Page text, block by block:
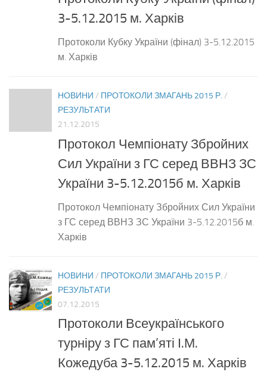
3-5.12.2015 м. Харків
Протоколи Кубку України (фінал) 3-5.12.2015
м. Харків
НОВИНИ / ПРОТОКОЛИ ЗМАГАНЬ 2015 Р. /
РЕЗУЛЬТАТИ
21.12.2015
Протокол Чемпіонату Збройних
Сил України з ГС серед ВВНЗ ЗС
України 3-5.12.2015б м. Харків
Протокол Чемпіонату Збройних Сил України
з ГС серед ВВНЗ ЗС України 3-5.12.2015б м.
Харків
НОВИНИ / ПРОТОКОЛИ ЗМАГАНЬ 2015 Р. /
РЕЗУЛЬТАТИ
07.12.2015
Протоколи Всеукраїнського
турніру з ГС пам’яті І.М.
Кожедуба 3-5.12.2015 м. Харків